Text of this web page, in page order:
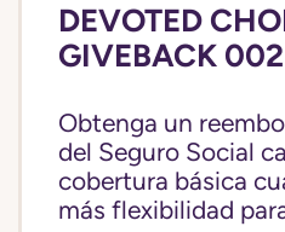
DEVOTED
GIVEBACK
Obtenga un
del Seguro Social
cobertura básica
más flexibilidad